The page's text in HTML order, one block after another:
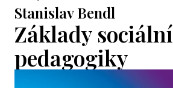
Stanislav Bendl
Základy sociální
pedagogiky